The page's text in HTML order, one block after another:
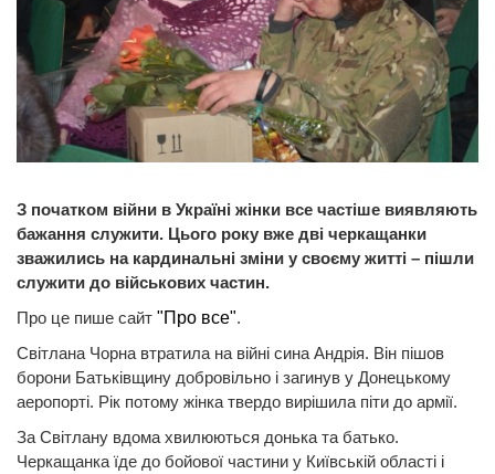
З початком війни в Україні жінки все частіше виявляють
бажання служити. Цього року вже дві черкащанки
зважились на кардинальні зміни у своєму житті – пішли
служити до військових частин.
Про це пише сайт "Про все".
Світлана Чорна втратила на війні сина Андрія. Він пішов
борони Батьківщину добровільно і загинув у Донецькому
аеропорті. Рік потому жінка твердо вирішила піти до армії.
За Світлану вдома хвилюються донька та батько.
Черкащанка їде до бойової частини у Київській області і